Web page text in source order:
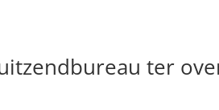
ter